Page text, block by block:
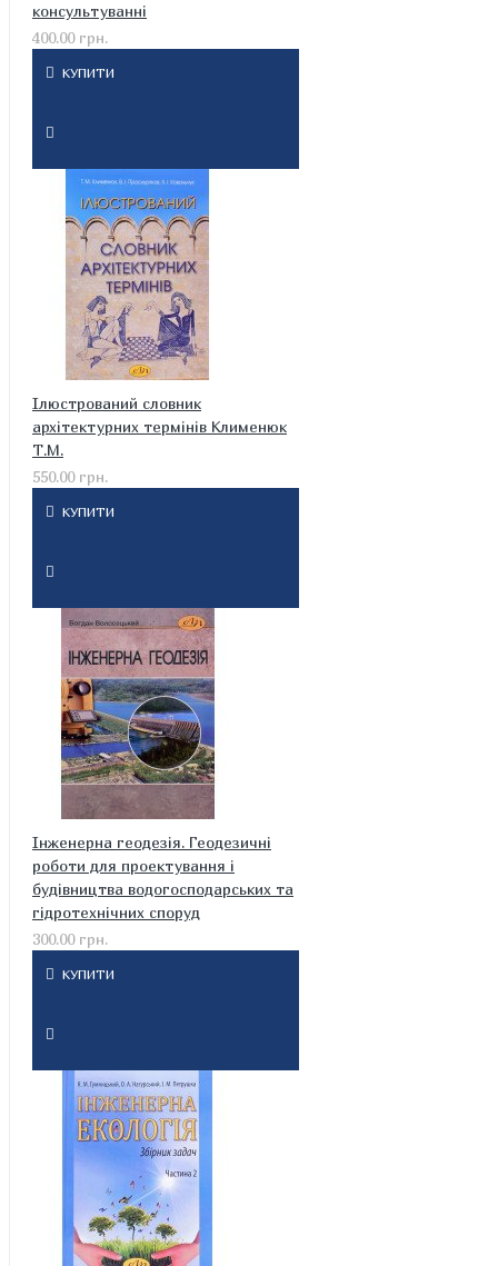
консультуванні
400.00 грн.
КУПИТИ
Ілюстрований словник
архітектурних термінів Клименюк
Т.М.
550.00 грн.
КУПИТИ
Інженерна геодезія. Геодезичні
роботи для проектування і
будівництва водогосподарських та
гідротехнічних споруд
300.00 грн.
КУПИТИ